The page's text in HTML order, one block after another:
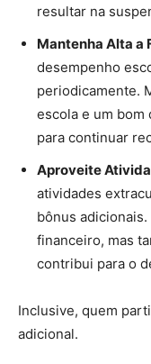
resultar na
Mantenha Alta a
desempenho
periodicamente.
escola e um bom
para continuar
Aproveite
atividades
bônus
financeiro, mas
contribui para o
Inclusive, quem
adicional.